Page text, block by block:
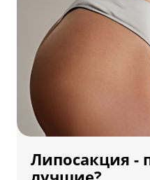
Липосакция -